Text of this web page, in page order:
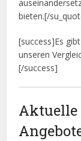
bieten.[/
[success]Es
unseren
[/success]
Aktuelle